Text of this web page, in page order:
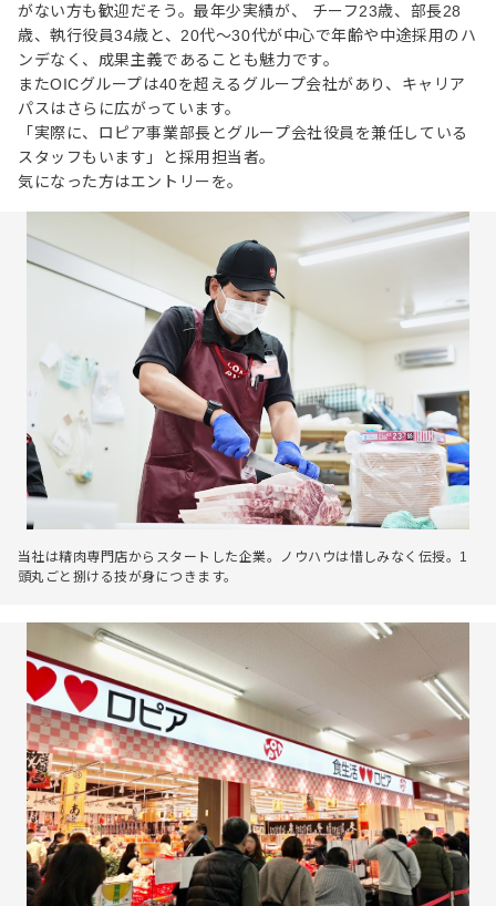
がない方も歓迎だそう。最年少実績が、 チーフ23歳、部長28
歳、執行役員34歳と、20代〜30代が中心で年齢や中途採用のハ
ンデなく、成果主義であることも魅力です。
またOICグループは40を超えるグループ会社があり、キャリア
パスはさらに広がっています。
「実際に、ロピア事業部長とグループ会社役員を兼任している
スタッフもいます」と採用担当者。
気になった方はエントリーを。
当社は精肉専門店からスタートした企業。ノウハウは惜しみなく伝授。1
頭丸ごと捌ける技が身につきます。